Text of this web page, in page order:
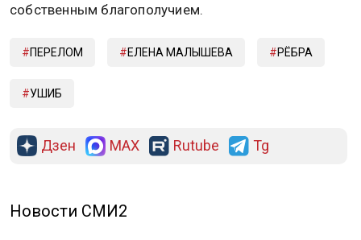
собственным благополучием.
ПЕРЕЛОМ ЕЛЕНА МАЛЫШЕВА РЁБРА
УШИБ
Дзен MAX Rutube Tg
Новости СМИ2